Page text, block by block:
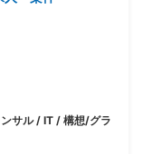
サル / IT / 構想/グラ